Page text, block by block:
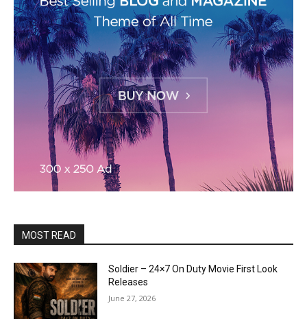
MOST READ
Soldier – 24×7 On Duty Movie First Look
Releases
June 27, 2026